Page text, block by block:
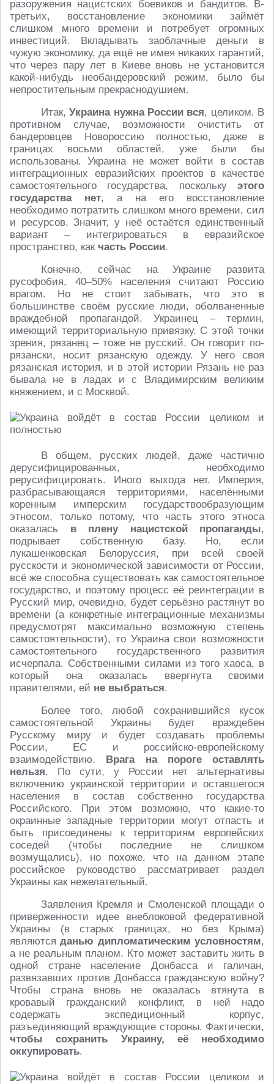
разоружения нацистских боевиков и бандитов. В-
третьих, восстановление экономики займёт
слишком много времени и потребует огромных
инвестиций. Вкладывать заоблачные деньги в
чужую экономику, да ещё не имея никаких гарантий,
что через пару лет в Киеве вновь не установится
какой-нибудь необандеровский режим, было бы
непростительным прекраснодушием.
Итак,Украина нужна России вся, целиком. В
противном случае, возможности очистить от
бандеровцев Новороссию полностью, даже в
границах восьми областей, уже были бы
использованы. Украина не может войти в состав
интеграционных евразийских проектов в качестве
самостоятельного государства, поскольку этого
государства нет, а на его восстановление
необходимо потратить слишком много времени, сил
и ресурсов. Значит, у неё остаётся единственный
вариант – интегрироваться в евразийское
пространство, как часть России.
Конечно, сейчас на Украине развита
русофобия, 40–50% населения считают Россию
врагом. Но не стоит забывать, что это в
большинстве своём русские люди, оболваненные
враждебной пропагандой. Украинец – термин,
имеющий территориальную привязку. С этой точки
зрения, рязанец – тоже не русский. Он говорит по-
рязански, носит рязанскую одежду. У него своя
рязанская история, и в этой истории Рязань не раз
бывала не в ладах и с Владимирским великим
княжением, и с Москвой.
В общем, русских людей, даже частично
дерусифицированных, необходимо
рерусифицировать. Иного выхода нет. Империя,
разбрасывающаяся территориями, населёнными
коренным имперским государствообразующим
этносом, только потому, что часть этого этноса
оказалась в плену нацистской пропаганды,
подрывает собственную базу. Но, если
лукашенковская Белоруссия, при всей своей
русскости и экономической зависимости от России,
всё же способна существовать как самостоятельное
государство, и поэтому процесс её реинтеграции в
Русский мир, очевидно, будет серьёзно растянут во
времени (а конкретные интеграционные механизмы
предусмотрят максимально возможную степень
самостоятельности), то Украина свои возможности
самостоятельного государственного развития
исчерпала. Собственными силами из того хаоса, в
который она оказалась ввергнута своими
правителями, ей не выбраться.
Более того, любой сохранившийся кусок
самостоятельной Украины будет враждебен
Русскому миру и будет создавать проблемы
России, ЕС и российско-европейскому
взаимодействию. Врага на пороге оставлять
нельзя. По сути, у России нет альтернативы
включению украинской территории и оставшегося
населения в состав собственно государства
Российского. При этом возможно, что какие-то
окраинные западные территории могут отпасть и
быть присоединены к территориям европейских
соседей (чтобы последние не слишком
возмущались), но похоже, что на данном этапе
российское руководство рассматривает раздел
Украины как нежелательный.
Заявления Кремля и Смоленской площади о
приверженности идее внеблоковой федеративной
Украины (в старых границах, но без Крыма)
являютсяданью дипломатическим условностям,
а не реальным планом. Кто может заставить жить в
одной стране население Донбасса и галичан,
развязавших против Донбасса гражданскую войну?
Чтобы страна вновь не оказалась втянута в
кровавый гражданский конфликт, в ней надо
содержать экспедиционный корпус,
разъединяющий враждующие стороны. Фактически,
чтобы сохранить Украину, её необходимо
оккупировать.